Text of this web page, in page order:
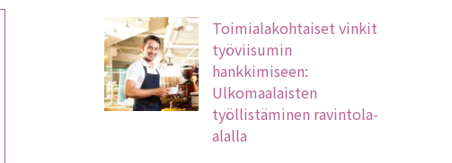
Toimialakohtaiset vinkit
työviisumin
hankkimiseen:
Ulkomaalaisten
työllistäminen ravintola-
alalla